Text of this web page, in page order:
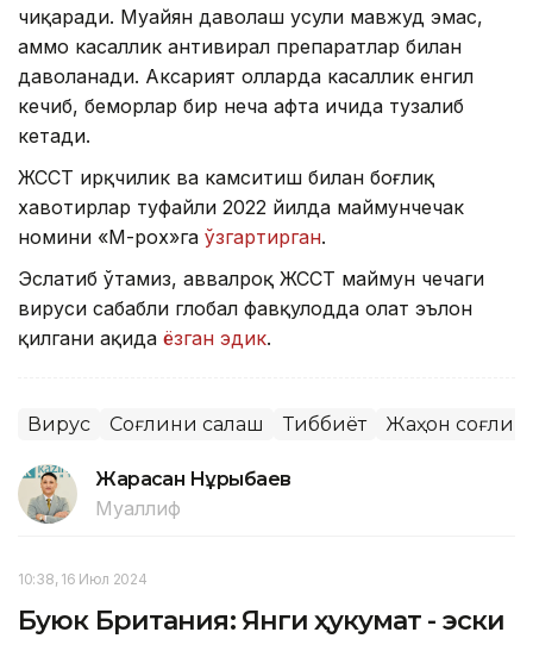
чиқаради. Муайян даволаш усули мавжуд эмас,
аммо касаллик антивирал препаратлар билан
даволанади. Аксарият ҳолларда касаллик енгил
кечиб, беморлар бир неча ҳафта ичида тузалиб
кетади.
ЖССТ ирқчилик ва камситиш билан боғлиқ
хавотирлар туфайли 2022 йилда маймунчечак
номини «М-pox»га ўзгартирган.
Эслатиб ўтамиз, аввалроқ ЖССТ маймун чечаги
вируси сабабли глобал фавқулодда ҳолат эълон
қилгани ҳақида ёзган эдик.
Вирус Соғлиқни сақлаш Тиббиёт Жаҳон
Жарасқан Нұрыбаев
Муаллиф
10:38, 16 Июл 2024
Буюк Британия: Янги ҳукумат - эски